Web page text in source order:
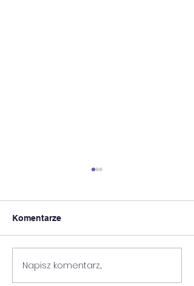
Komentarze
Napisz komentarz...